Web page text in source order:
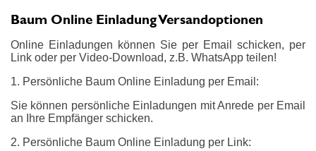
Baum Online Einladung Versandoptionen
Online Einladungen können Sie per Email schicken, per
Link oder per Video-Download, z.B. WhatsApp teilen!
1. Persönliche Baum Online Einladung per Email:
Sie können persönliche Einladungen mit Anrede per Email
an Ihre Empfänger schicken.
2. Persönliche Baum Online Einladung per Link: